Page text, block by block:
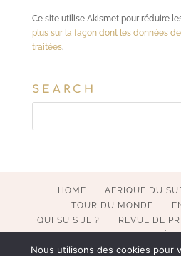
Ce site utilise Akismet pour réduire
plus sur la façon dont les données
traitées.
SEARCH
HOME AFRIQUE DU
TOUR DU MONDE
QUI SUIS JE ?
REVUE DE
Nous utilisons des cookies pour